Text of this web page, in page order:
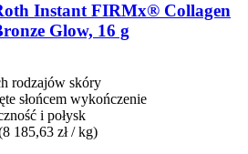
Instant FIRMx® Collagen
Glow, 16 g
rodzajów skóry
słońcem wykończenie
i połysk
185,63 zł / kg)